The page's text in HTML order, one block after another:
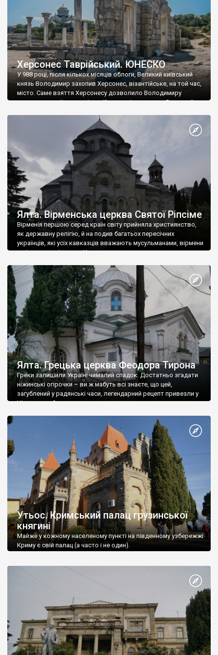
Херсонес Таврійський. ЮНЕСКО
У 988 році, після кількох місяців облоги, Великий київський
князь Володимир захопив Херсонес, візантійське, на той час,
місто. Саме взяття Херсонесу дозволило Володимиру
диктувати свої умови візантійському імператору Василю ІІ, та
Херсонесі Володимир-язичник, став Василем-християнином.
А потім було Хрещення Русі. На честь Херсонесу Таврійського
Ялта. Вірменська церква Святої Ріпсіме
Вірменія першою серед країн світу прийняла християнство,
як державну релігію, й на подив багатьох пересічних
українців, які усіх кавказців вважають мусульманами, вірмени
є відданими вірянами Христа
Ялта. Грецька церква Феодора Тирона
Греки залишили Україні чималий спадок. Достатньо згадати
ніжинські огірочки – ви ж мабуть всі знаєте, що цей,
загублений у радянські часи, легендарний рецепт привезли у
Ніжин греки?
Утьос. Кримський палац грузинської
княгині
Майже у кожному населеному пункті на південному узбережжі
Криму є свій палац (а часто і не один).